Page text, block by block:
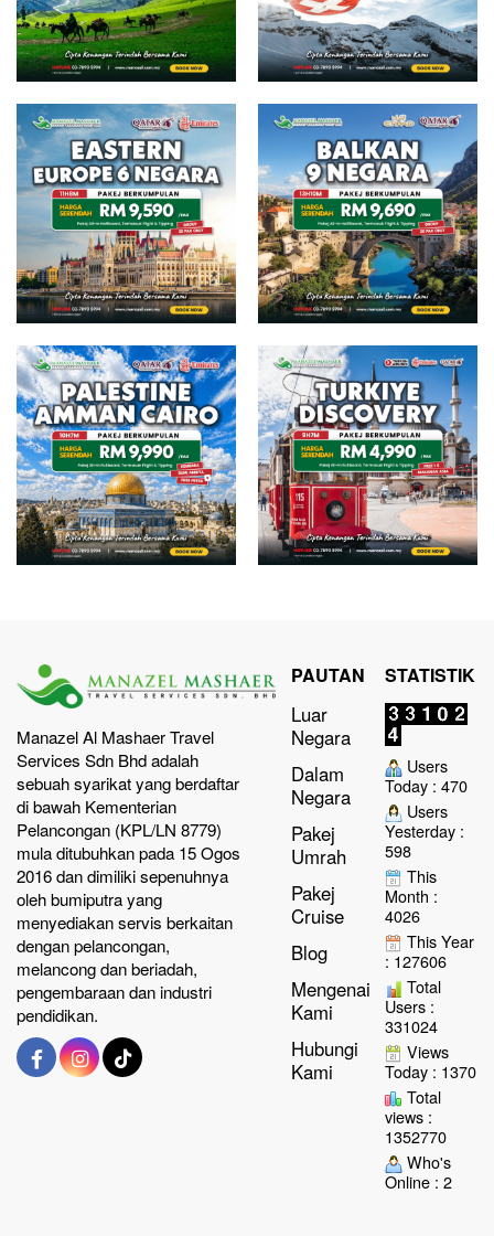
Manazel Al Mashaer Travel
Services Sdn Bhd adalah
sebuah syarikat yang berdaftar
di bawah Kementerian
Pelancongan (KPL/LN 8779)
mula ditubuhkan pada 15 Ogos
2016 dan dimiliki sepenuhnya
oleh bumiputra yang
menyediakan servis berkaitan
dengan pelancongan,
melancong dan beriadah,
pengembaraan dan industri
pendidikan.
PAUTAN
Luar
Negara
Dalam
Negara
Pakej
Umrah
Pakej
Cruise
Blog
Mengenai
Kami
Hubungi
Kami
STATISTIK
Users
Today : 470
Users
Yesterday :
598
This
Month :
4026
This Year
: 127606
Total
Users :
331024
Views
Today : 1370
Total
views :
1352770
Who's
Online : 2